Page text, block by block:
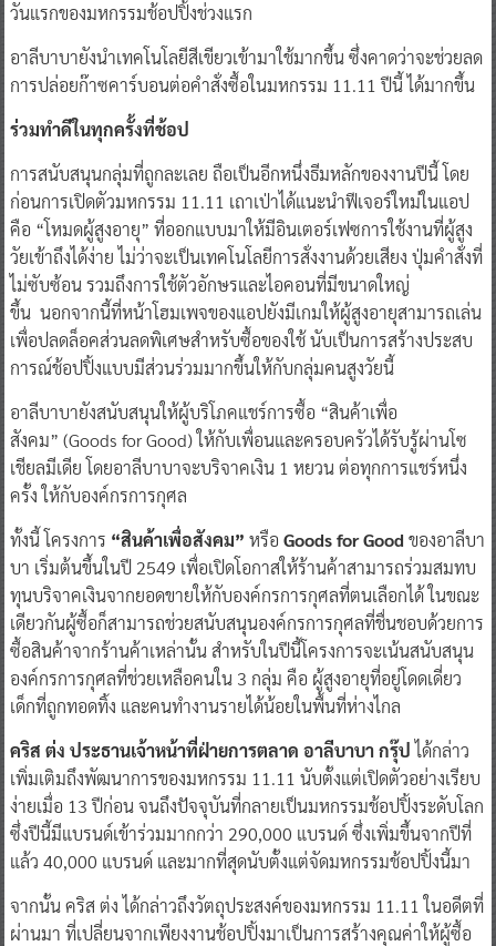
วันแรกของมหกรรมช้อปปิ้งช่วงแรก
อาลีบาบายังนำเทคโนโลยีสีเขียวเข้ามาใช้มากขึ้น ซึ่งคาดว่าจะช่วยลด
การปล่อยก๊าซคาร์บอนต่อคำสั่งซื้อในมหกรรม 11.11 ปีนี้ ได้มากขึ้น
ร่วมทำดีในทุกครั้งที่ช้อป
การสนับสนุนกลุ่มที่ถูกละเลย ถือเป็นอีกหนึ่งธีมหลักของงานปีนี้ โดย
ก่อนการเปิดตัวมหกรรม 11.11 เถาเป่าได้แนะนำฟีเจอร์ใหม่ในแอป
คือ “โหมดผู้สูงอายุ” ที่ออกแบบมาให้มีอินเตอร์เฟซการใช้งานที่ผู้สูง
วัยเข้าถึงได้ง่าย ไม่ว่าจะเป็นเทคโนโลยีการสั่งงานด้วยเสียง ปุ่มคำสั่งที่
ไม่ซับซ้อน รวมถึงการใช้ตัวอักษรและไอคอนที่มีขนาดใหญ่
ขึ้น นอกจากนี้ที่หน้าโฮมเพจของแอปยังมีเกมให้ผู้สูงอายุสามารถเล่น
เพื่อปลดล็อคส่วนลดพิเศษสำหรับซื้อของใช้ นับเป็นการสร้างประสบ
การณ์ช้อปปิ้งแบบมีส่วนร่วมมากขึ้นให้กับกลุ่มคนสูงวัยนี้
อาลีบาบายังสนับสนุนให้ผู้บริโภคแชร์การซื้อ “สินค้าเพื่อ
สังคม” (Goods for Good) ให้กับเพื่อนและครอบครัวได้รับรู้ผ่านโซ
เชียลมีเดีย โดยอาลีบาบาจะบริจาคเงิน 1 หยวน ต่อทุกการแชร์หนึ่ง
ครั้ง ให้กับองค์กรการกุศล
ทั้งนี้ โครงการ “สินค้าเพื่อสังคม” หรือ Goods for Good ของอาลีบา
บา เริ่มต้นขึ้นในปี 2549 เพื่อเปิดโอกาสให้ร้านค้าสามารถร่วมสมทบ
ทุนบริจาคเงินจากยอดขายให้กับองค์กรการกุศลที่ตนเลือกได้ ในขณะ
เดียวกันผู้ซื้อก็สามารถช่วยสนับสนุนองค์กรการกุศลที่ชื่นชอบด้วยการ
ซื้อสินค้าจากร้านค้าเหล่านั้น สำหรับในปีนี้โครงการจะเน้นสนับสนุน
องค์กรการกุศลที่ช่วยเหลือคนใน 3 กลุ่ม คือ ผู้สูงอายุที่อยู่โดดเดี่ยว
เด็กที่ถูกทอดทิ้ง และคนทำงานรายได้น้อยในพื้นที่ห่างไกล
คริส ต่ง ประธานเจ้าหน้าที่ฝ่ายการตลาด อาลีบาบา กรุ๊ปได้กล่าว
เพิ่มเติมถึงพัฒนาการของมหกรรม 11.11 นับตั้งแต่เปิดตัวอย่างเรียบ
ง่ายเมื่อ 13 ปีก่อน จนถึงปัจจุบันที่กลายเป็นมหกรรมช้อปปิ้งระดับโลก
ซึ่งปีนี้มีแบรนด์เข้าร่วมมากกว่า 290,000 แบรนด์ ซึ่งเพิ่มขึ้นจากปีที่
แล้ว 40,000 แบรนด์ และมากที่สุดนับตั้งแต่จัดมหกรรมช้อปปิ้งนี้มา
จากนั้น คริส ต่ง ได้กล่าวถึงวัตถุประสงค์ของมหกรรม 11.11 ในอดีตที่
ผ่านมา ที่เปลี่ยนจากเพียงงานช้อปปิ้งมาเป็นการสร้างคุณค่าให้ผู้ซื้อ